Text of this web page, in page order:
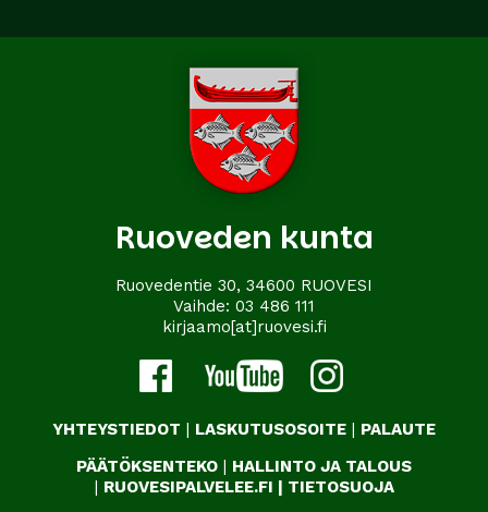
Ruoveden kunta
Ruovedentie 30, 34600 RUOVESI
Vaihde: 03 486 111
kirjaamo[at]ruovesi.fi
YHTEYSTIEDOT | LASKUTUSOSOITE | PALAUTE
PÄÄTÖKSENTEKO | HALLINTO JA TALOUS
| RUOVESIPALVELEE.FI | TIETOSUOJA